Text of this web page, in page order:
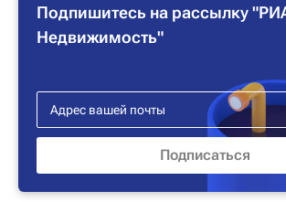
Подпишитесь на рассылку
Недвижимость"